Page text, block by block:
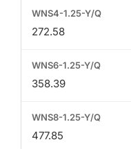
272.58
358.39
477.85